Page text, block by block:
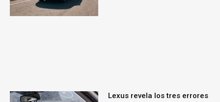
Lexus revela los tres errores